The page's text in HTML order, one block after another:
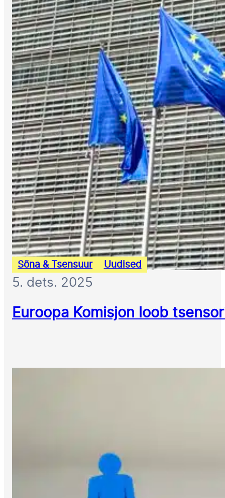
Sõna & Tsensuur Uudised
5. dets. 2025
Euroopa Komisjon loob